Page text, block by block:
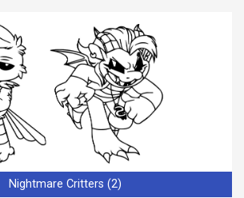
Nightmare Critters (2)